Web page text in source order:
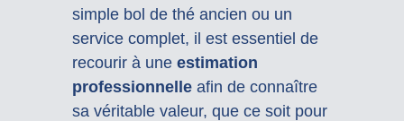
simple bol de thé ancien ou un
service complet, il est essentiel de
recourir à une estimation
professionnelleafin de connaître
sa véritable valeur, que ce soit pour